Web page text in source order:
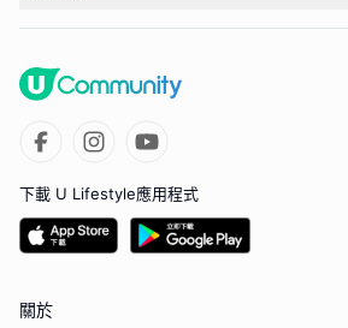
下載 U Lifestyle應用程式
關於